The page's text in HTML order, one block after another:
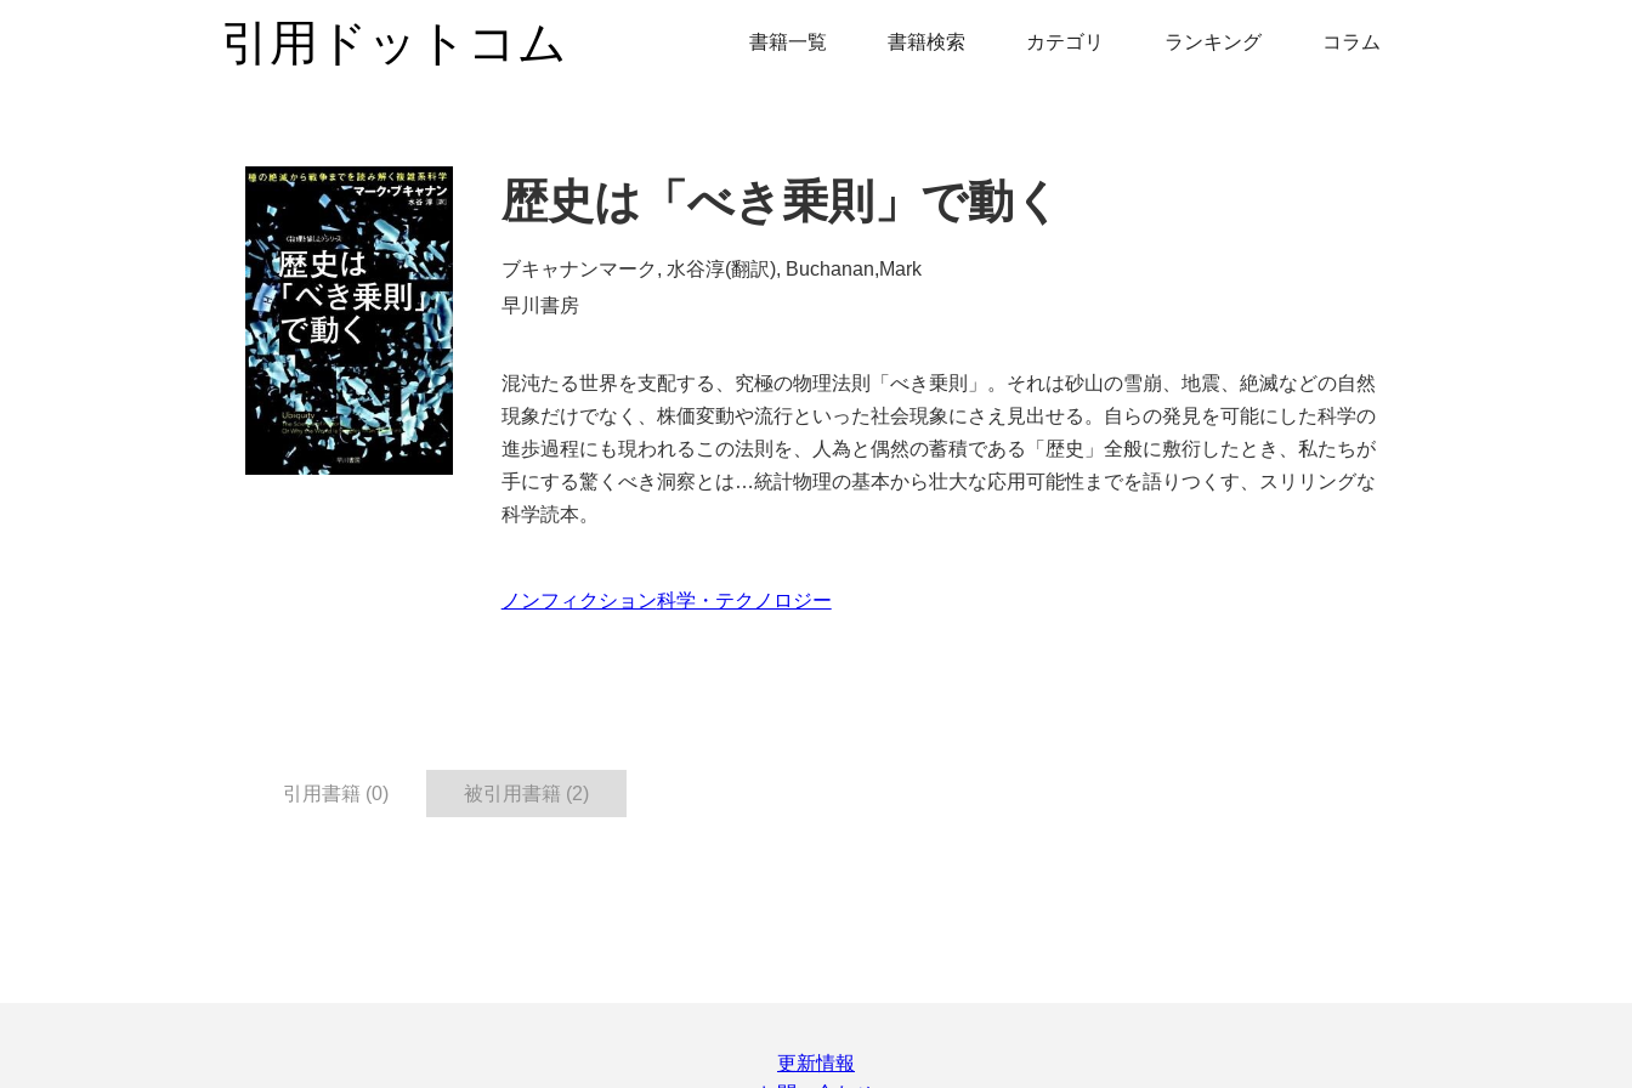
引用ドットコム 書籍一覧 書籍検索 カテゴリ ランキング コラム
歴史は「べき乗則」で動く
ブキャナンマーク, 水谷淳(翻訳), Buchanan,Mark
早川書房
混沌たる世界を支配する、究極の物理法則「べき乗則」。それは砂山の雪崩、地震、絶滅などの自然
現象だけでなく、株価変動や流行といった社会現象にさえ見出せる。自らの発見を可能にした科学の
進歩過程にも現われるこの法則を、人為と偶然の蓄積である「歴史」全般に敷衍したとき、私たちが
手にする驚くべき洞察とは…統計物理の基本から壮大な応用可能性までを語りつくす、スリリングな
科学読本。
ノンフィクション科学・テクノロジー
引用書籍 (0) 被引用書籍 (2)
更新情報